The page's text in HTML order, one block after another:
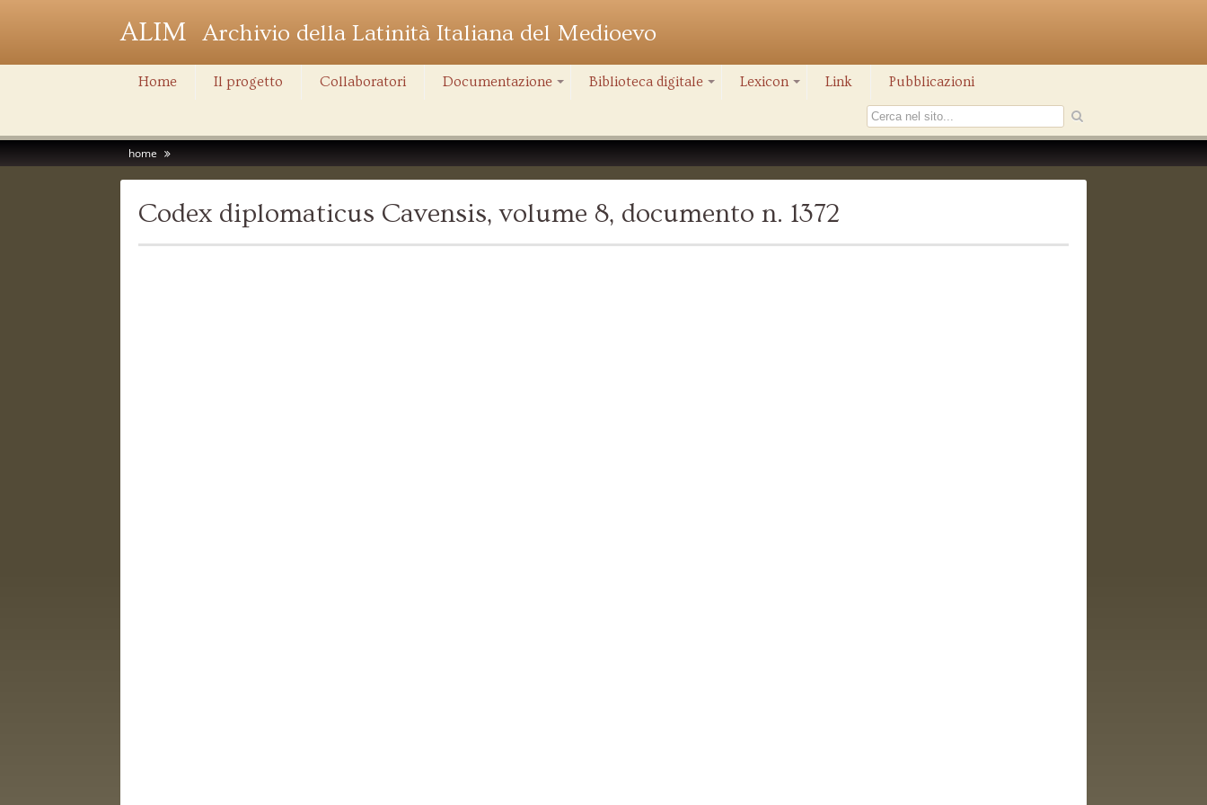
ALIM Archivio della Latinità Italiana del Medioevo
Home Il progetto Collaboratori Documentazione Biblioteca digitale Lexicon Link Pubblicazioni
home
Codex diplomaticus Cavensis, volume 8, documento n. 1372